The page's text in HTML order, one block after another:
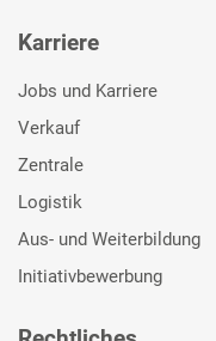
Karriere
Jobs und Karriere
Verkauf
Zentrale
Logistik
Aus- und Weiterbildung
Initiativbewerbung